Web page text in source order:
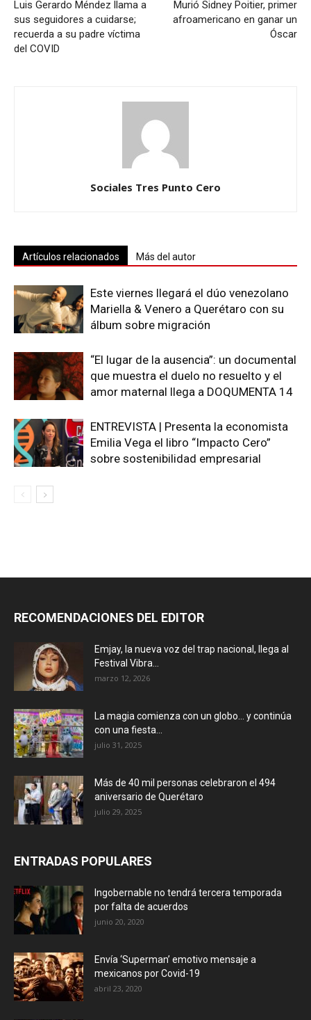
Luis Gerardo Méndez llama a
sus seguidores a cuidarse;
recuerda a su padre víctima
del COVID
Murió Sidney Poitier, primer
afroamericano en ganar un
Óscar
Sociales Tres Punto Cero
Artículos relacionados Más del autor
Este viernes llegará el dúo venezolano
Mariella & Venero a Querétaro con su
álbum sobre migración
“El lugar de la ausencia”: un documental
que muestra el duelo no resuelto y el
amor maternal llega a DOQUMENTA 14
ENTREVISTA | Presenta la economista
Emilia Vega el libro “Impacto Cero”
sobre sostenibilidad empresarial
RECOMENDACIONES DEL EDITOR
Emjay, la nueva voz del trap nacional, llega al
Festival Vibra...
marzo 12, 2026
La magia comienza con un globo… y continúa
con una fiesta...
julio 31, 2025
Más de 40 mil personas celebraron el 494
aniversario de Querétaro
julio 29, 2025
ENTRADAS POPULARES
Ingobernable no tendrá tercera temporada
por falta de acuerdos
junio 20, 2020
Envía ‘Superman’ emotivo mensaje a
mexicanos por Covid-19
abril 23, 2020